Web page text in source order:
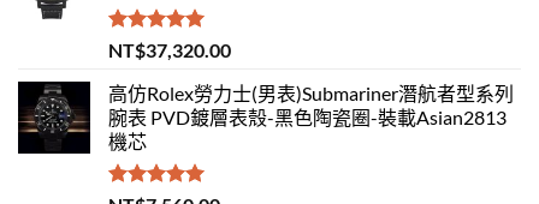
評分5.00
滿分 5
NT$37,320.00
高仿Rolex勞力士(男表)Submariner潛航者型系列
腕表 PVD鍍層表殼-黑色陶瓷圈-裝載Asian2813
機芯